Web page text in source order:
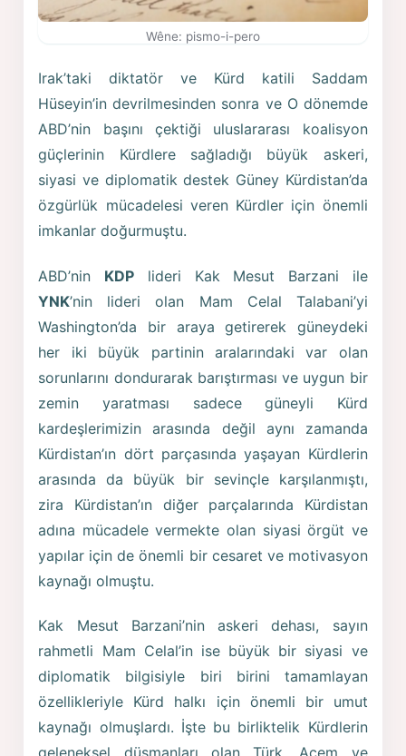
Wêne: pismo-i-pero
Irak’taki diktatör ve Kürd katili Saddam
Hüseyin’in devrilmesinden sonra ve O dönemde
ABD’nin başını çektiği uluslararası koalisyon
güçlerinin Kürdlere sağladığı büyük askeri,
siyasi ve diplomatik destek Güney Kürdistan’da
özgürlük mücadelesi veren Kürdler için önemli
imkanlar doğurmuştu.
ABD’nin KDP lideri Kak Mesut Barzani ile
YNK’nin lideri olan Mam Celal Talabani’yi
Washington’da bir araya getirerek güneydeki
her iki büyük partinin aralarındaki var olan
sorunlarını dondurarak barıştırması ve uygun bir
zemin yaratması sadece güneyli Kürd
kardeşlerimizin arasında değil aynı zamanda
Kürdistan’ın dört parçasında yaşayan Kürdlerin
arasında da büyük bir sevinçle karşılanmıştı,
zira Kürdistan’ın diğer parçalarında Kürdistan
adına mücadele vermekte olan siyasi örgüt ve
yapılar için de önemli bir cesaret ve motivasyon
kaynağı olmuştu.
Kak Mesut Barzani’nin askeri dehası, sayın
rahmetli Mam Celal’in ise büyük bir siyasi ve
diplomatik bilgisiyle biri birini tamamlayan
özellikleriyle Kürd halkı için önemli bir umut
kaynağı olmuşlardı. İşte bu birliktelik Kürdlerin